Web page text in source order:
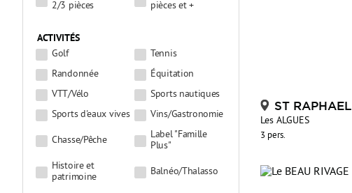
2/3 pièces
pièces et +
ACTIVITÉS
Golf
Tennis
Randonnée
Équitation
VTT/Vélo
Sports nautiques
Sports d'eaux vives
Vins/Gastronomie
Chasse/Pêche
Label "Famille
Plus"
Histoire et
patrimoine
Balnéo/Thalasso
ST RAPHAEL
Les ALGUES
3 pers.